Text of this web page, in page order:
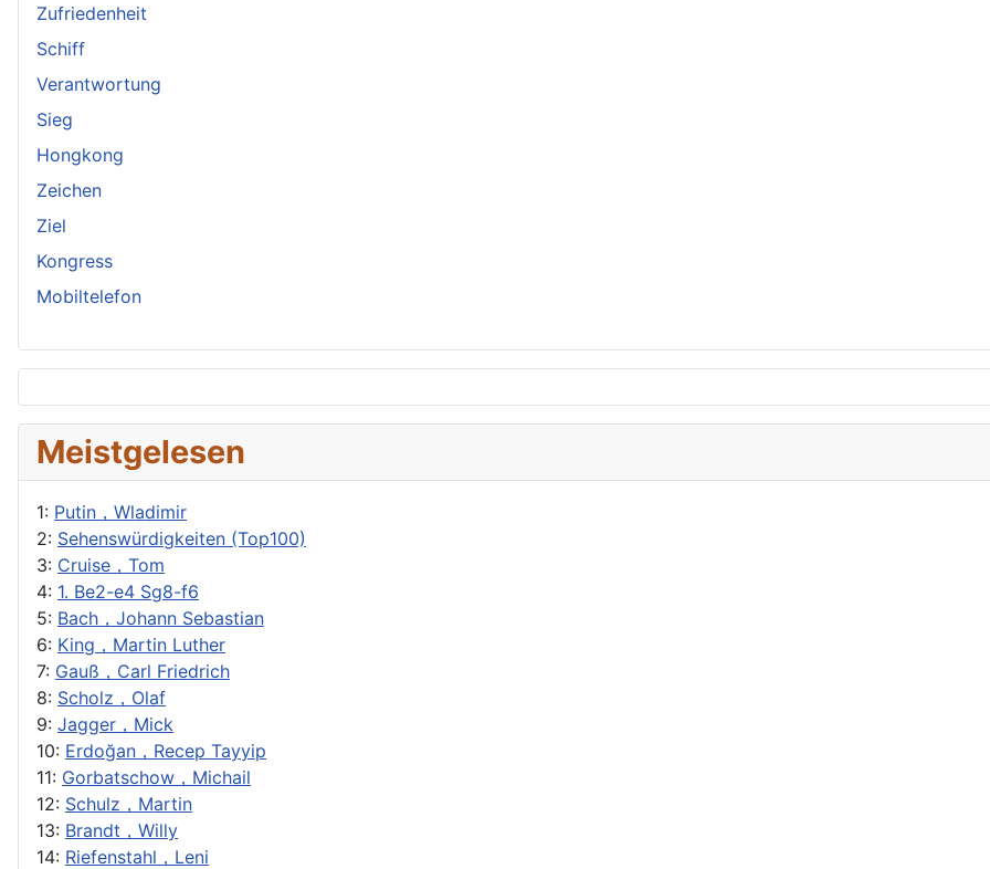
Zufriedenheit
Schiff
Verantwortung
Sieg
Hongkong
Zeichen
Ziel
Kongress
Mobiltelefon
Meistgelesen
1: Putin，Wladimir
2: Sehenswürdigkeiten (Top100)
3: Cruise，Tom
4: 1. Be2-e4 Sg8-f6
5: Bach，Johann Sebastian
6: King，Martin Luther
7: Gauß，Carl Friedrich
8: Scholz，Olaf
9: Jagger，Mick
10: Erdoğan，Recep Tayyip
11: Gorbatschow，Michail
12: Schulz，Martin
13: Brandt，Willy
14: Riefenstahl，Leni